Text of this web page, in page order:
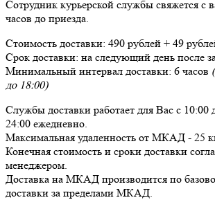
Сотрудник курьерской службы свяжется с
часов до приезда.
Стоимость доставки: 490 рублей + 49
Срок доставки: на следующий день после
Минимальный интервал доставки: 6 часов
до 18:00)
Службы доставки работает для Вас с 10:00
24:00 ежедневно
Максимальная удаленность от МКАД - 25
Конечная стоимость и сроки доставки
менеджером.
Доставка на МКАД производится по
доставки за пределами МКАД.